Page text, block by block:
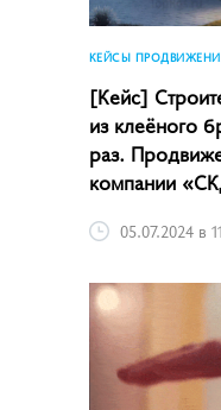
КЕЙСЫ
[Кейс]
из клеёного
раз.
компании
05.07.2024 в